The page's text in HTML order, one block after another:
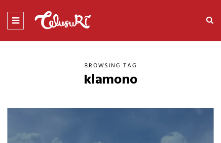
BROWSING TAG
klamono